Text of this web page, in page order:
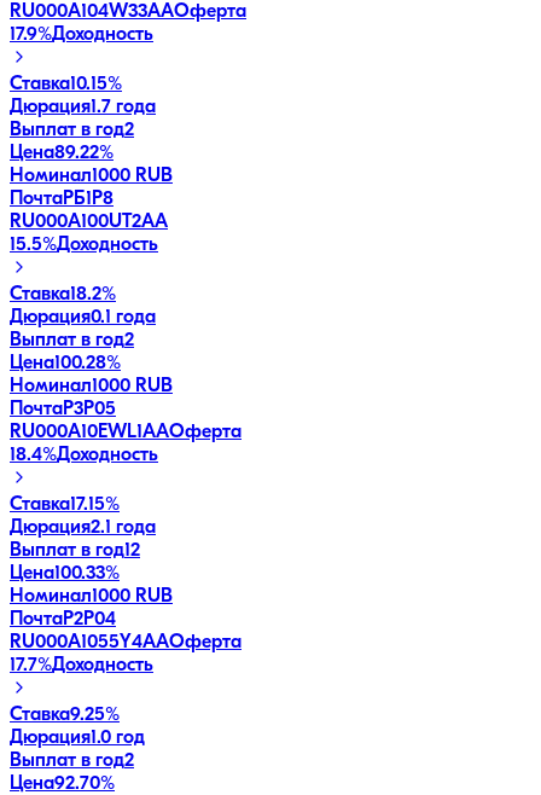
RU000A104W33AAОферта
17.9%Доходность
Ставка10.15%
Дюрация1.7 года
Выплат в год2
Цена89.22%
Номинал1000 RUB
ПочтаРБ1P8
RU000A100UT2AA
15.5%Доходность
Ставка18.2%
Дюрация0.1 года
Выплат в год2
Цена100.28%
Номинал1000 RUB
ПочтаР3P05
RU000A10EWL1AAОферта
18.4%Доходность
Ставка17.15%
Дюрация2.1 года
Выплат в год12
Цена100.33%
Номинал1000 RUB
ПочтаР2P04
RU000A1055Y4AAОферта
17.7%Доходность
Ставка9.25%
Дюрация1.0 год
Выплат в год2
Цена92.70%